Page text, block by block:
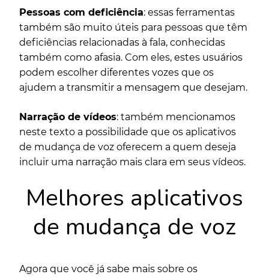
Pessoas com deficiência: essas ferramentas
também são muito úteis para pessoas que têm
deficiências relacionadas à fala, conhecidas
também como afasia. Com eles, estes usuários
podem escolher diferentes vozes que os
ajudem a transmitir a mensagem que desejam.
Narração de vídeos: também mencionamos
neste texto a possibilidade que os aplicativos
de mudança de voz oferecem a quem deseja
incluir uma narração mais clara em seus vídeos.
Melhores aplicativos
de mudança de voz
Agora que você já sabe mais sobre os